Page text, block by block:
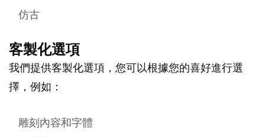
仿古
客製化選項
我們提供客製化選項，您可以根據您的喜好進行選
擇，例如：
雕刻內容和字體